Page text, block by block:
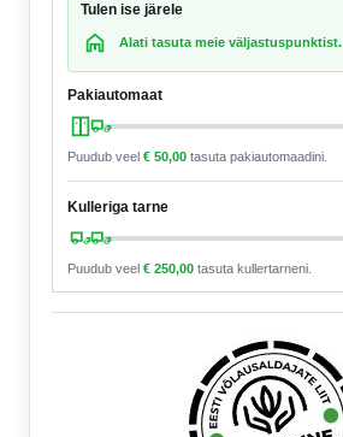
Tulen ise järele
Alati tasuta meie väljastuspunktist.
Pakiautomaat
Puudub veel € 50,00 tasuta pakiautomaadini.
Kulleriga tarne
Puudub veel € 250,00 tasuta kullertarneni.